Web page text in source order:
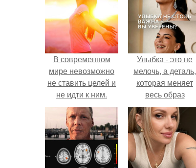
В современном
мире невозможно
не ставить целей и
не идти к ним.
Улыбка - это не
мелочь, а деталь,
которая меняет
весь образ
человека.